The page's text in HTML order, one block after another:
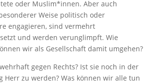
oder Muslim*innen. Aber auch
Weise politisch oder
engagieren, sind vermehrt
und werden verunglimpft. Wie
wir als Gesellschaft damit umgehen?
gegen Rechts? Ist sie noch in der
Herr zu werden? Was können wir alle tun